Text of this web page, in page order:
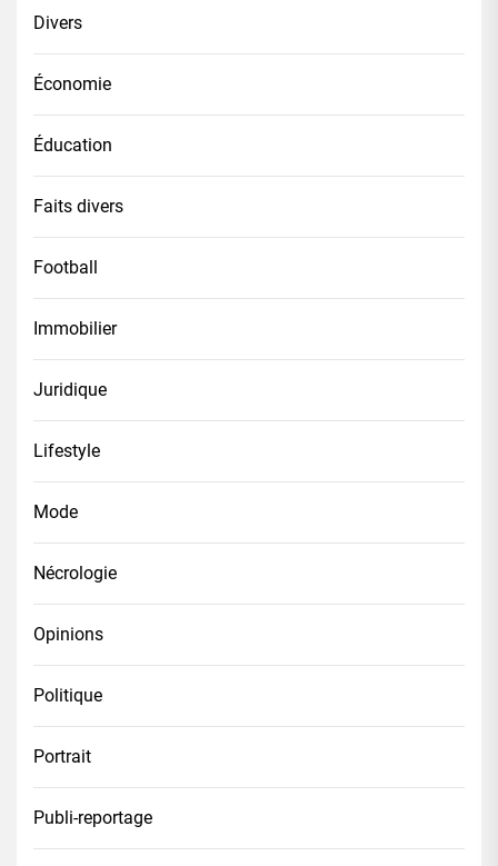
Divers
Économie
Éducation
Faits divers
Football
Immobilier
Juridique
Lifestyle
Mode
Nécrologie
Opinions
Politique
Portrait
Publi-reportage